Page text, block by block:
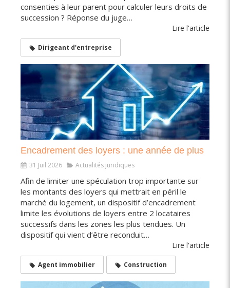
consenties à leur parent pour calculer leurs droits de
succession ? Réponse du juge…
Lire l'article
Dirigeant d'entreprise
Encadrement des loyers : une année de plus
31 Juil 2026 Actualités juridiques
Afin de limiter une spéculation trop importante sur
les montants des loyers qui mettrait en péril le
marché du logement, un dispositif d’encadrement
limite les évolutions de loyers entre 2 locataires
successifs dans les zones les plus tendues. Un
dispositif qui vient d’être reconduit…
Lire l'article
Agent immobilier Construction